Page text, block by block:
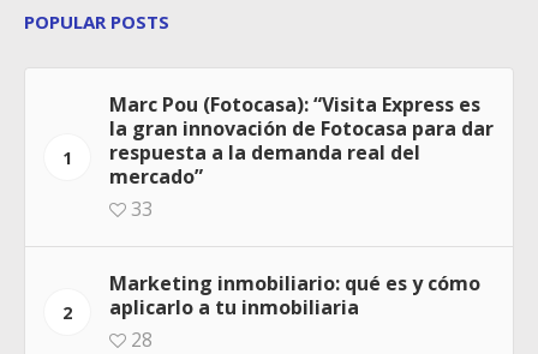
POPULAR POSTS
1
Marc Pou (Fotocasa): “Visita Express es
la gran innovación de Fotocasa para dar
respuesta a la demanda real del
mercado”
33
2
Marketing inmobiliario: qué es y cómo
aplicarlo a tu inmobiliaria
28